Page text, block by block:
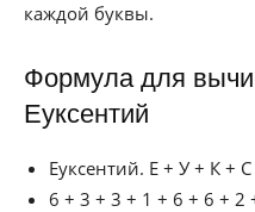
каждой буквы.
Формула для
Еуксентий
Еуксентий. Е + У + К +
6 + 3 + 3 + 1 + 6 + 6 + 2